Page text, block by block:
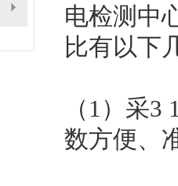
电检测中
比有以下
（1）采
数方便、